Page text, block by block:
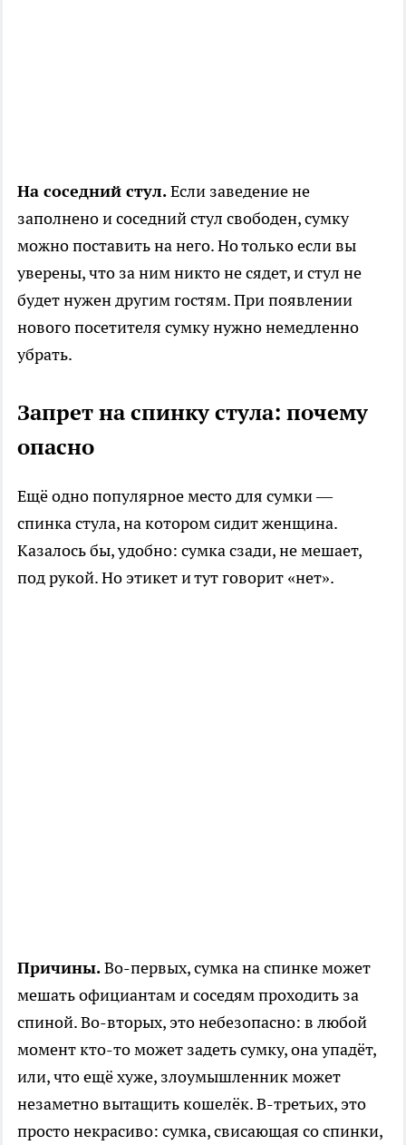
На соседний стул.Если заведение не
заполнено и соседний стул свободен, сумку
можно поставить на него. Но только если вы
уверены, что за ним никто не сядет, и стул не
будет нужен другим гостям. При появлении
нового посетителя сумку нужно немедленно
убрать.
Запрет на спинку стула: почему
опасно
Ещё одно популярное место для сумки —
спинка стула, на котором сидит женщина.
Казалось бы, удобно: сумка сзади, не мешает,
под рукой. Но этикет и тут говорит «нет».
Причины.Во-первых, сумка на спинке может
мешать официантам и соседям проходить за
спиной. Во-вторых, это небезопасно: в любой
момент кто-то может задеть сумку, она упадёт,
или, что ещё хуже, злоумышленник может
незаметно вытащить кошелёк. В-третьих, это
просто некрасиво: сумка, свисающая со спинки,